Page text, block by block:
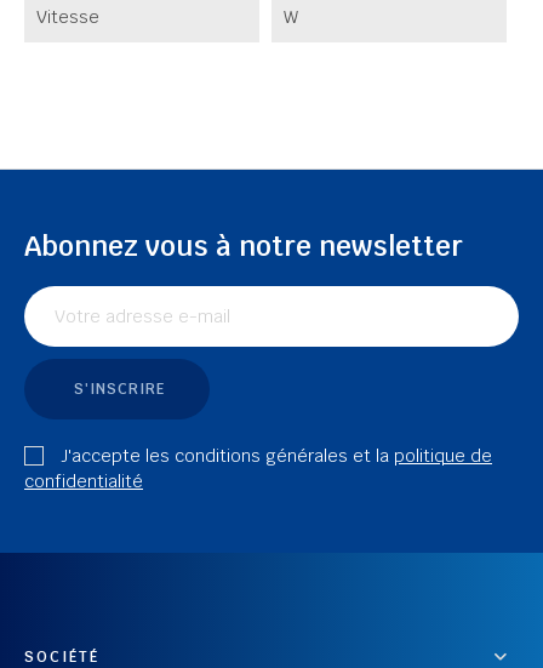
Vitesse W
Abonnez vous à notre newsletter
S'INSCRIRE
J'accepte les conditions générales et la politique de
confidentialité
SOCIÉTÉ